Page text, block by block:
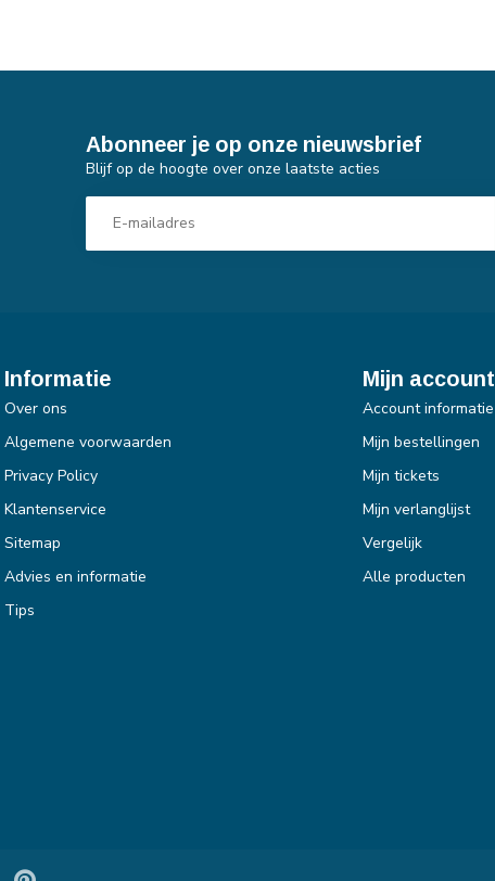
Abonneer je op onze nieuwsbrief
Blijf op de hoogte over onze laatste acties
Informatie
Over ons
Algemene voorwaarden
Privacy Policy
Klantenservice
Sitemap
Advies en informatie
Tips
Mijn account
Account informatie
Mijn bestellingen
Mijn tickets
Mijn verlanglijst
Vergelijk
Alle producten